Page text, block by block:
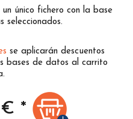
único fichero con la base
seleccionados.
se aplicarán descuentos
bases de datos al carrito
€ *